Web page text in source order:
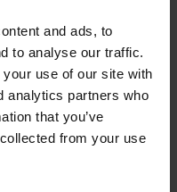
and ads, to
to analyse our traffic.
use of our site with
analytics partners who
that you’ve
from your use
szembesül,
azt először is, és
megismétlődjön.
problémák nem
események,